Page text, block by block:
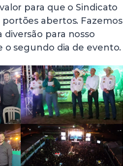
para que o Sindicato
abertos. Fazemos
para nosso
o segundo dia de evento.